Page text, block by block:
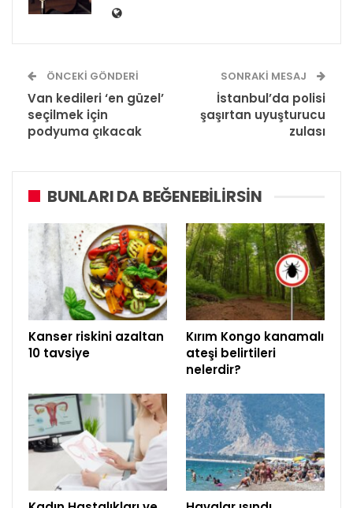
ÖNCEKI GÖNDERI
Van kedileri ‘en güzel’
seçilmek için
podyuma çıkacak
SONRAKI MESAJ
İstanbul’da polisi
şaşırtan uyuşturucu
zulası
BUNLARI DA BEĞENEBILIRSIN
Kanser riskini azaltan
10 tavsiye
Kırım Kongo kanamalı
ateşi belirtileri
nelerdir?